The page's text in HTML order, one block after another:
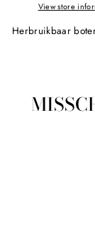
View store
Herbruikbaar